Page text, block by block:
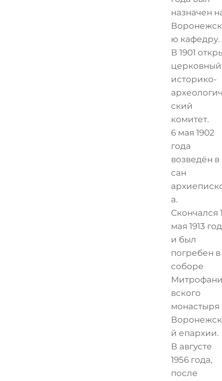
назначен
ю кафедру.
В 1901
церковный
историко-
ский
комитет.
6 мая 1902
года
возведён в
сан
а.
Скончался
мая 1913
и был
погребен в
соборе
вского
монастыря
й епархии.
В августе
1956 года,
после